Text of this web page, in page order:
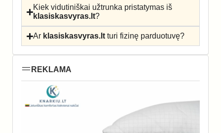
Kiek vidutiniškai užtrunka pristatymas iš
klasiskasvyras.lt?
Ar klasiskasvyras.lt turi fizinę parduotuvę?
REKLAMA